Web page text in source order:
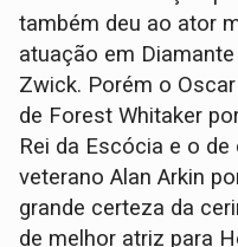
também deu ao ator
atuação em
Zwick. Porém o
de Forest Whitaker
Rei da Escócia e o
veterano Alan Arkin
grande certeza da
de melhor atriz para